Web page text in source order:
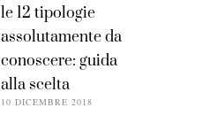
le 12 tipologie
assolutamente da
conoscere: guida
alla scelta
10 DICEMBRE 2018